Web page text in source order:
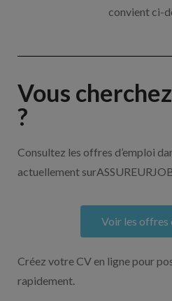
convient ci-
Vous
?
Consultez les offres d’emploi
actuellement
Voir les offres
Créez votre CV en ligne pour
rapidement.